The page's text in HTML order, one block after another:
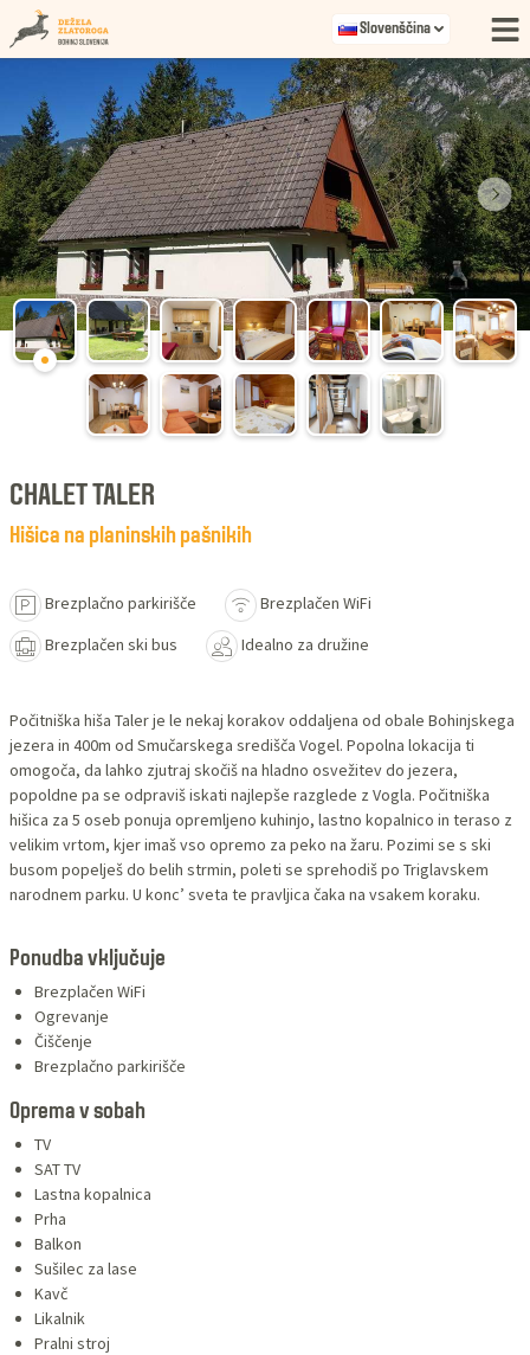
Slovenščina
CHALET TALER
Hišica na planinskih pašnikih
Brezplačno parkirišče
Brezplačen WiFi
Brezplačen ski bus
Idealno za družine
Počitniška hiša Taler je le nekaj korakov oddaljena od obale Bohinjskega
jezera in 400m od Smučarskega središča Vogel. Popolna lokacija ti
omogoča, da lahko zjutraj skočiš na hladno osvežitev do jezera,
popoldne pa se odpraviš iskati najlepše razglede z Vogla. Počitniška
hišica za 5 oseb ponuja opremljeno kuhinjo, lastno kopalnico in teraso z
velikim vrtom, kjer imaš vso opremo za peko na žaru. Pozimi se s ski
busom popelješ do belih strmin, poleti se sprehodiš po Triglavskem
narodnem parku. U konc’ sveta te pravljica čaka na vsakem koraku.
Ponudba vključuje
Brezplačen WiFi
Ogrevanje
Čiščenje
Brezplačno parkirišče
Oprema v sobah
TV
SAT TV
Lastna kopalnica
Prha
Balkon
Sušilec za lase
Kavč
Likalnik
Pralni stroj